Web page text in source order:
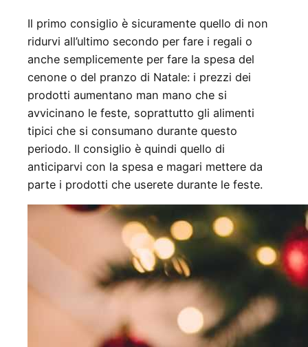
Il primo consiglio è sicuramente quello di non
ridurvi all’ultimo secondo per fare i regali o
anche semplicemente per fare la spesa del
cenone o del pranzo di Natale: i prezzi dei
prodotti aumentano man mano che si
avvicinano le feste, soprattutto gli alimenti
tipici che si consumano durante questo
periodo. Il consiglio è quindi quello di
anticiparvi con la spesa e magari mettere da
parte i prodotti che userete durante le feste.